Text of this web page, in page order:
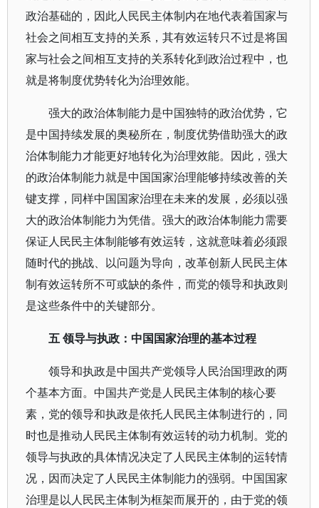
政治基础的，因此人民民主体制内在地代表着国家与
社会之间相互支持的关系，其有效运转只不过是将国
家与社会之间相互支持的关系转化到政治过程中，也
就是将制度优势转化为治理效能。
强大的政治体制能力是中国独特的政治优势，它
是中国持续发展的奥秘所在，制度优势借助强大的政
治体制能力才能更好地转化为治理效能。因此，强大
的政治体制能力就是中国国家治理能够持续改善的关
键支撑，同样中国国家治理在未来的发展，必须以强
大的政治体制能力为凭借。强大的政治体制能力需要
保证人民民主体制能够有效运转，这就意味着必须跟
随时代的挑战、以问题为导向，改革创新人民民主体
制有效运转所不可或缺的条件，而党的领导和执政则
是这些条件中的关键部分。
五 领导与执政：中国国家治理的基本过程
领导和执政是中国共产党领导人民治国理政的两
个基本方面。中国共产党是人民民主体制的核心要
素，党的领导和执政是依托人民民主体制进行的，同
时也是推动人民民主体制有效运转的动力机制。党的
领导与执政的具体情况决定了人民民主体制的运转情
况，因而决定了人民民主体制能力的强弱。中国国家
治理是以人民民主体制为框架而展开的，由于党的领